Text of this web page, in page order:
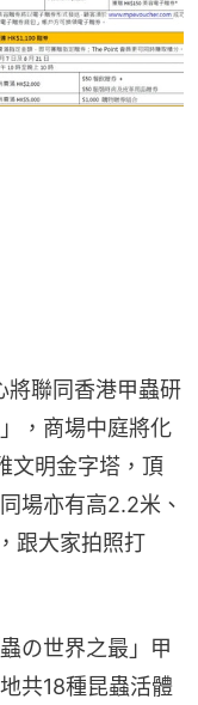
將聯同香港甲蟲研
，商場中庭將化
文明金字塔，頂
場亦有高2.2米、
跟大家拍照打
の世界之最」甲
共18種昆蟲活體